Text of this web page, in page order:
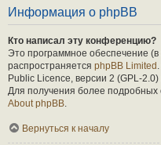
Информация о phpBB
Кто написал эту конференцию?
Это программное обеспечение
распространяется phpBB Limited
Public Licence, версии 2 (GPL-
Для получения более подробных
About phpBB.
Вернуться к началу